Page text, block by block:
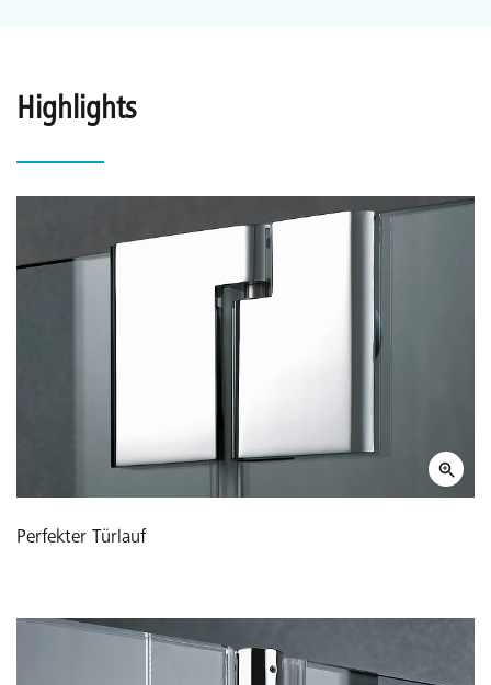
Highlights
Perfekter Türlauf